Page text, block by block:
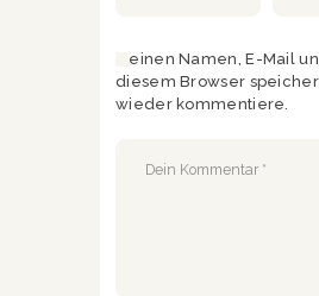
Meinen Namen, E-Mail
diesem Browser
wieder kommentiere.